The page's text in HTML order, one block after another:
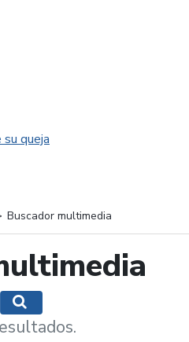
queja
Buscador multimedia
Mostrar opciones de búsqueda